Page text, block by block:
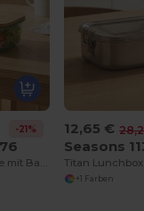
-21% 12,65 €
Seasons
+1 Farben